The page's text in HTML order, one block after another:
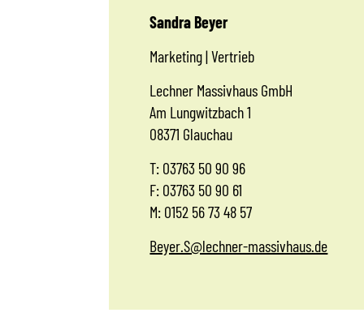
Sandra Beyer
Marketing | Vertrieb
Lechner Massivhaus GmbH
Am Lungwitzbach 1
08371 Glauchau
T: 03763 50 90 96
F: 03763 50 90 61
M: 0152 56 73 48 57
Beyer.S@lechner-massivhaus.de